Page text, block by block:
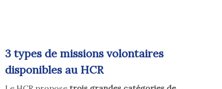
3 types de missions volontaires
disponibles au HCR